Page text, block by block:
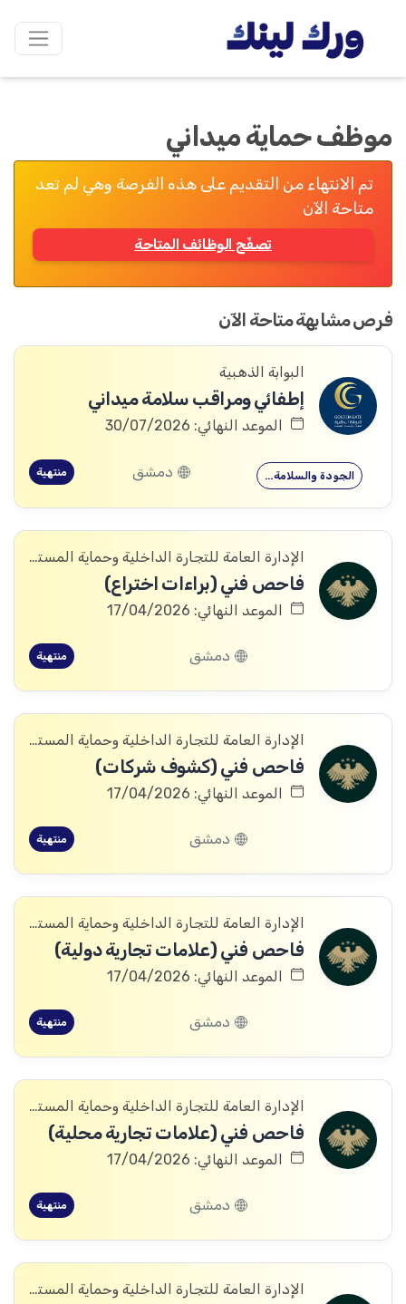
موظف حماية ميداني
تم الانتهاء من التقديم على هذه الفرصة وهي لم تعد
متاحة الآن
تصفّح الوظائف المتاحة
فرص مشابهة متاحة الآن
البوابة الذهبية
إطفائي ومراقب سلامة ميداني
الموعد النهائي: 30/07/2026
الجودة والسلامة… دمشق منتهية
الإدارة العامة للتجارة الداخلية وحماية المستهلك
فاحص فني (براءات اختراع)
الموعد النهائي: 17/04/2026
دمشق منتهية
الإدارة العامة للتجارة الداخلية وحماية المستهلك
فاحص فني (كشوف شركات)
الموعد النهائي: 17/04/2026
دمشق منتهية
الإدارة العامة للتجارة الداخلية وحماية المستهلك
فاحص فني (علامات تجارية دولية)
الموعد النهائي: 17/04/2026
دمشق منتهية
الإدارة العامة للتجارة الداخلية وحماية المستهلك
فاحص فني (علامات تجارية محلية)
الموعد النهائي: 17/04/2026
دمشق منتهية
الإدارة العامة للتجارة الداخلية وحماية المستهلك